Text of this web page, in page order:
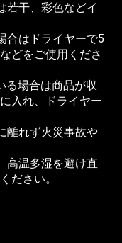
若干、彩色などイ
合はドライヤーで5
どをご使用くださ
る場合は商品が収
入れ、ドライヤー
離れず火災事故や
高温多湿を避け直
ださい。